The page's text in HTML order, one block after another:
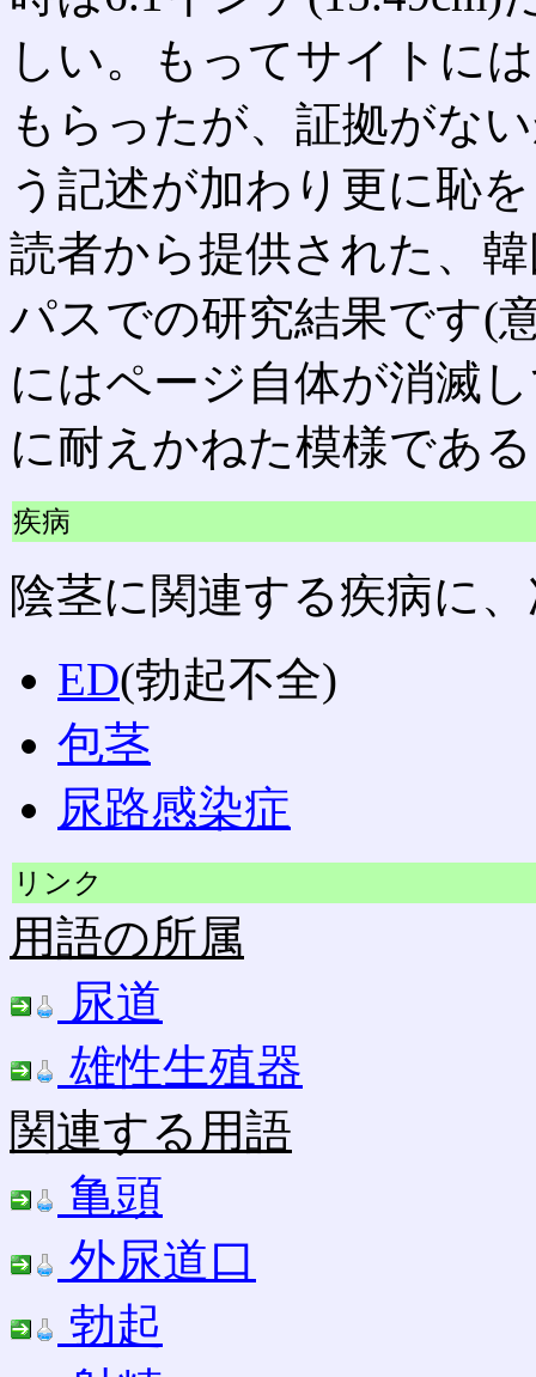
しい。もってサイトに
もらったが、証拠がな
う記述が加わり更に恥
読者から提供された、
パスでの研究結果です(
にはページ自体が消滅
に耐えかねた模様であ
疾病
陰茎に関連する疾病に
ED(勃起不全)
包茎
尿路感染症
リンク
用語の所属
尿道
雄性生殖器
関連する用語
亀頭
外尿道口
勃起